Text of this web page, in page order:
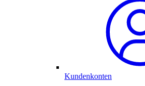
Kundenkonten